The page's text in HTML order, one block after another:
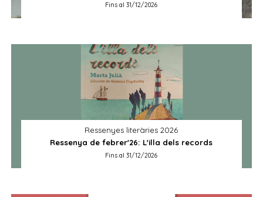
Fins al 31/12/2026
Ressenyes literàries 2026
Ressenya de febrer'26: L'illa dels records
Fins al 31/12/2026